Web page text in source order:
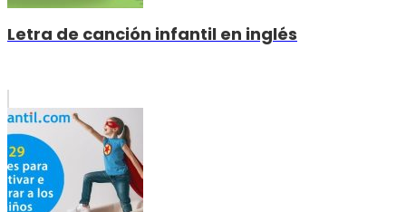
Letra de canción infantil en inglés